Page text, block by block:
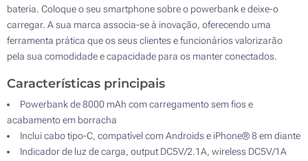
bateria. Coloque o seu smartphone sobre o powerbank e deixe-o
carregar. A sua marca associa-se à inovação, oferecendo uma
ferramenta prática que os seus clientes e funcionários valorizarão
pela sua comodidade e capacidade para os manter conectados.
Características principais
Powerbank de 8000 mAh com carregamento sem fios e
acabamento em borracha
Inclui cabo tipo-C, compatível com Androids e iPhone® 8 em diante
Indicador de luz de carga, output DC5V/2.1A, wireless DC5V/1A